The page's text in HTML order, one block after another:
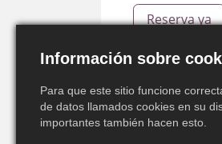
Reserva ya
Información sobre
Para que este sitio funcione
de datos llamados cookies en su
importantes también hacen esto.